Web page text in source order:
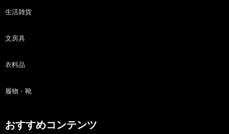
生活雑貨
文房具
衣料品
履物・靴
おすすめコンテンツ